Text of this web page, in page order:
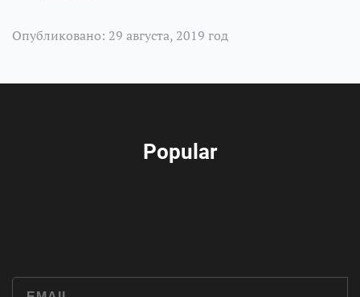
Опубликовано: 29 августа, 2019 год
Popular